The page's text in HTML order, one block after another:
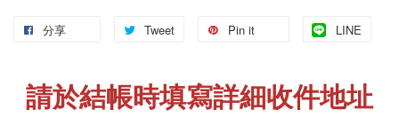
分享 Tweet Pin it LINE
請於結帳時填寫詳細收件地址